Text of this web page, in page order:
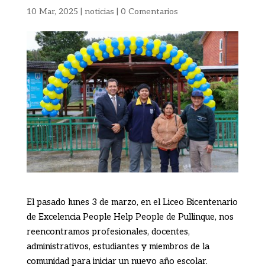
10 Mar, 2025 noticias 0 Comentarios
El pasado lunes 3 de marzo, en el Liceo Bicentenario
de Excelencia People Help People de Pullinque, nos
reencontramos profesionales, docentes,
administrativos, estudiantes y miembros de la
comunidad para iniciar un nuevo año escolar.